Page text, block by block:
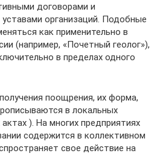
договорами и
организаций. Подобные
как применительно в
(например, «Почетный геолог»),
в пределах одного
поощрения, их форма,
в локальных
). На многих предприятиях
содержится в коллективном
свое действие на